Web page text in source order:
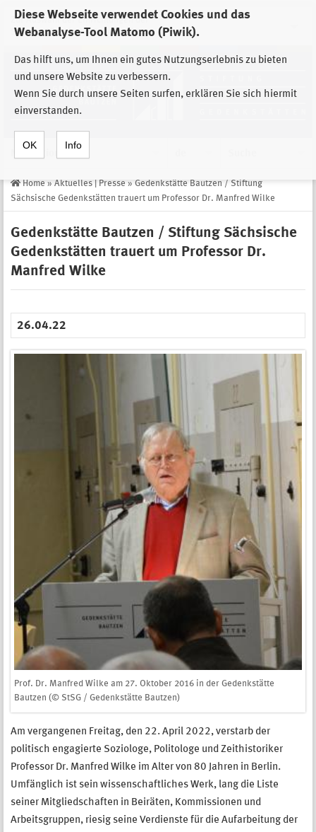
Diese Webseite verwendet Cookies und das
Webanalyse-Tool Matomo (Piwik).
Das hilft uns, um Ihnen ein gutes Nutzungserlebnis zu bieten
und unsere Website zu verbessern.
Wenn Sie durch unsere Seiten surfen, erklären Sie sich hiermit
einverstanden.
OK Info
Zur Auswahl der Einrichtungen der
Stiftung Sächsische Gedenkstätten
Home » Aktuelles | Presse » Gedenkstätte Bautzen / Stiftung
Sächsische Gedenkstätten trauert um Professor Dr. Manfred Wilke
Gedenkstätte Bautzen / Stiftung Sächsische
Gedenkstätten trauert um Professor Dr.
Manfred Wilke
26.04.22
Prof. Dr. Manfred Wilke am 27. Oktober 2016 in der Gedenkstätte
Bautzen (© StSG / Gedenkstätte Bautzen)
Am vergangenen Freitag, den 22. April 2022, verstarb der
politisch engagierte Soziologe, Politologe und Zeithistoriker
Professor Dr. Manfred Wilke im Alter von 80 Jahren in Berlin.
Umfänglich ist sein wissenschaftliches Werk, lang die Liste
seiner Mitgliedschaften in Beiräten, Kommissionen und
Arbeitsgruppen, riesig seine Verdienste für die Aufarbeitung der